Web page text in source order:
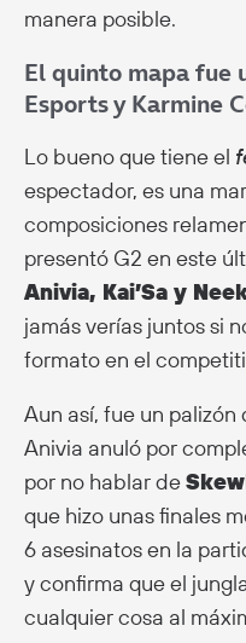
manera posible.
El quinto mapa fue
Esports y Karmine
Lo bueno que tiene el
espectador, es una
composiciones
presentó G2 en este
Anivia, Kai’Sa y
jamás verías juntos si
formato en el
Aun así, fue un palizón
Anivia anuló por
por no hablar de
que hizo unas finales
6 asesinatos en la
y confirma que el
cualquier cosa al